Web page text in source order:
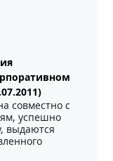
совместно с
успешно
выдаются